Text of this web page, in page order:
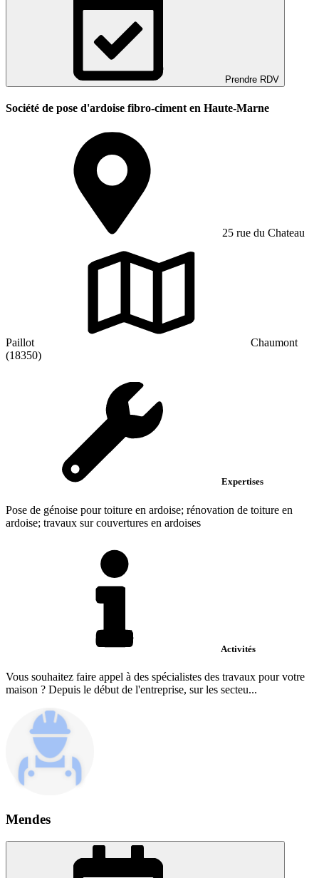
Prendre RDV
Société de pose d'ardoise fibro-ciment en Haute-Marne
25 rue du Chateau
Paillot
Chaumont
(18350)
Expertises
Pose de génoise pour toiture en ardoise; rénovation de toiture en
ardoise; travaux sur couvertures en ardoises
Activités
Vous souhaitez faire appel à des spécialistes des travaux pour votre
maison ? Depuis le début de l'entreprise, sur les secteu...
Mendes